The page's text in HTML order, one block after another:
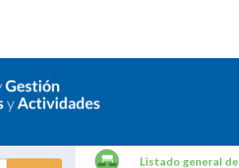
Listado general de